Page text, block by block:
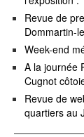
Revue de
Dommartin-
Week-end
A la journée
Cugnot
Revue de
quartiers au